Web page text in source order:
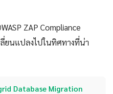
ZAP Compliance
ยนแปลงไปในทิศทางที่น่า
Database Migration